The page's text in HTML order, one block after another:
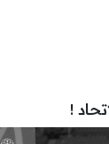
!